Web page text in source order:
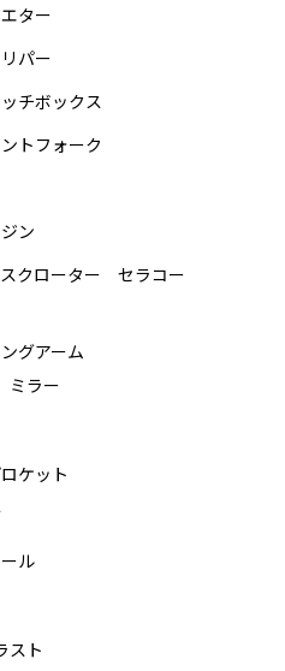
ター
パー
チボックス
トフォーク
ン
クローター セラコー
グアーム
ミラー
ケット
ル
スト